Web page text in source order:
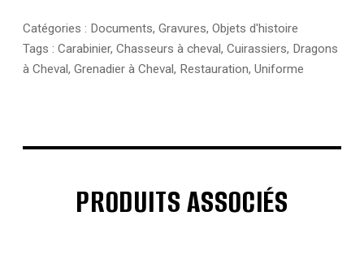
Catégories : Documents, Gravures, Objets d'histoire
Tags : Carabinier, Chasseurs à cheval, Cuirassiers, Dragons
à Cheval, Grenadier à Cheval, Restauration, Uniforme
PRODUITS ASSOCIÉS